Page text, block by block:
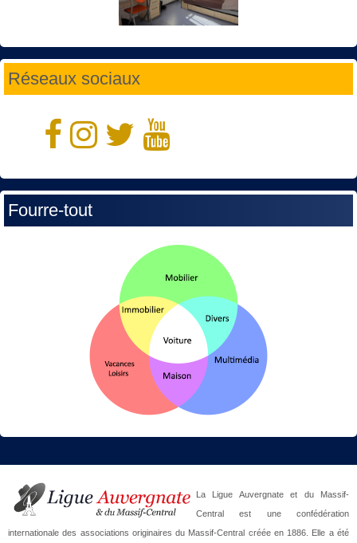
Réseaux sociaux
Fourre-tout
La Ligue Auvergnate et du Massif-
Central est une confédération
internationale des associations originaires du Massif-Central créée en 1886. Elle a été